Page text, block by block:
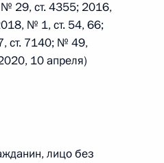
29, ст. 4355; 2016,
№ 1, ст. 54, 66;
ст. 7140; № 49,
10 апреля)
лицо без